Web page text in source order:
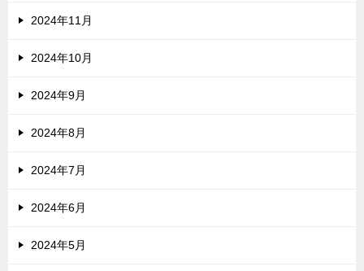
2024年11月
2024年10月
2024年9月
2024年8月
2024年7月
2024年6月
2024年5月